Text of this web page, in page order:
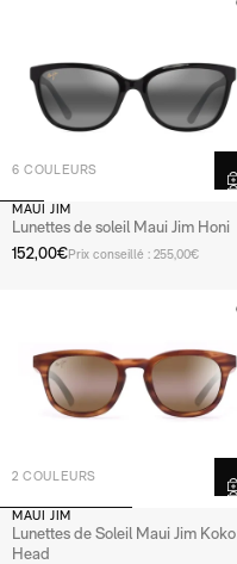
6 COULEURS
MAUI JIM
Lunettes de soleil Maui Jim Honi
152,00€Prix conseillé : 255,00€
2 COULEURS
MAUI JIM
Lunettes de Soleil Maui Jim Koko
Head